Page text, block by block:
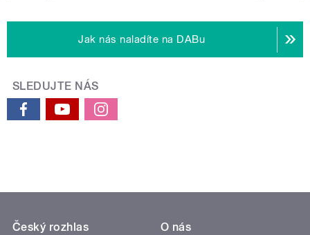
Jak nás naladíte na DABu
SLEDUJTE NÁS
Český rozhlas
O nás